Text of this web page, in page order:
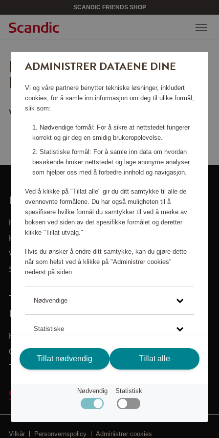
SCANDIC FRIENDS SHOP
BEKLAGER, SIDEN KAN
IKKE FINNES.
Vil du gå tilbake til
ADMINISTRER DATAENE DINE
Vi og våre partnere benytter tekniske løsninger, inkludert
cookies, for å samle inn informasjon om deg til ulike formål,
slik som:
Nødvendige formål: For å sikre at nettstedet fungerer
korrekt og gir deg en smidig brukeropplevelse.
Statistiske formål: For å samle inn data om hvordan
besøkende bruker nettstedet og lage anonyme analyser
som hjelper oss med å forbedre innhold og navigasjon.
Ved å klikke på "Tillat alle" gir du ditt samtykke til alle de
ovennevnte formålene. Du har også muligheten til å
spesifisere hvilke formål du samtykker til ved å merke av
boksen ved siden av det spesifikke formålet og deretter
klikke "Tillat utvalg."
Hvis du ønsker å endre ditt samtykke, kan du gjøre dette
når som helst ved å klikke på "Administrer cookies"
nederst på siden.
Nødvendige
Statistiske
Klikk på lenken for å lese mer om hvordan vi bruker
cookies og andre tekniske løsninger, samt hvordan vi
Tillat nødvendig Tillat alle
Nødvendig Statistisk
LINKER
Hjem
Kategorier
Varemerker
Søk i sortiment
TRENGER DU HJELP? VI ER HER FOR
DEG!
Kundeservice
Om Scandic Friends
Tilbake til scandichotels.no
Vilkår Personvernspolicy Administrer cookies